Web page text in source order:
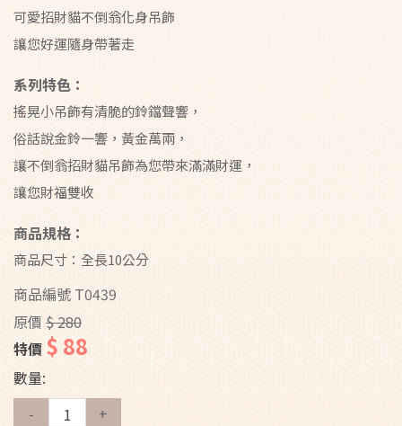
可愛招財貓不倒翁化身吊飾
讓您好運隨身帶著走
系列特色：
搖晃小吊飾有清脆的鈴鐺聲響，
俗話說金鈴一響，黃金萬兩，
讓不倒翁招財貓吊飾為您帶來滿滿財運，
讓您財福雙收
商品規格：
商品尺寸：全長10公分
商品編號 T0439
原價 $ 280
特價 $ 88
數量:
-
+